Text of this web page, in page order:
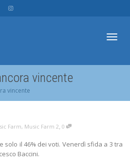
vincente
vincente
Farm, Music Farm 2, 0
solo il 46% dei voti. Venerdì sfida a 3 tra
Baccini.